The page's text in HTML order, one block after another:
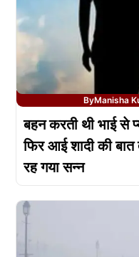
ByManisha
बहन करती थी भाई से
फिर आई शादी की
रह गया सन्न